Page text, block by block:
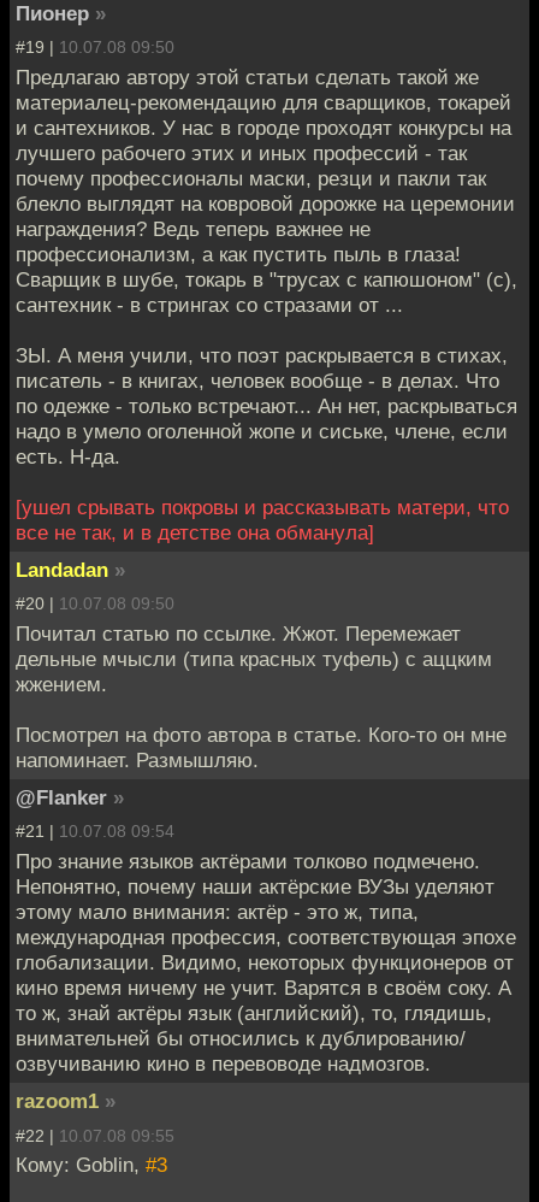
Пионер »
#19 | 10.07.08 09:50
Предлагаю автору этой статьи сделать такой же
материалец-рекомендацию для сварщиков, токарей
и сантехников. У нас в городе проходят конкурсы на
лучшего рабочего этих и иных профессий - так
почему профессионалы маски, резци и пакли так
блекло выглядят на ковровой дорожке на церемонии
награждения? Ведь теперь важнее не
профессионализм, а как пустить пыль в глаза!
Сварщик в шубе, токарь в "трусах с капюшоном" (с),
сантехник - в стрингах со стразами от ...
ЗЫ. А меня учили, что поэт раскрывается в стихах,
писатель - в книгах, человек вообще - в делах. Что
по одежке - только встречают... Ан нет, раскрываться
надо в умело оголенной жопе и сиське, члене, если
есть. Н-да.
[ушел срывать покровы и рассказывать матери, что
все не так, и в детстве она обманула]
Landadan »
#20 | 10.07.08 09:50
Почитал статью по ссылке. Жжот. Перемежает
дельные мчысли (типа красных туфель) с аццким
жжением.
Посмотрел на фото автора в статье. Кого-то он мне
напоминает. Размышляю.
@Flanker »
#21 | 10.07.08 09:54
Про знание языков актёрами толково подмечено.
Непонятно, почему наши актёрские ВУЗы уделяют
этому мало внимания: актёр - это ж, типа,
международная профессия, соответствующая эпохе
глобализации. Видимо, некоторых функционеров от
кино время ничему не учит. Варятся в своём соку. А
то ж, знай актёры язык (английский), то, глядишь,
внимательней бы относились к дублированию/
озвучиванию кино в перевоводе надмозгов.
razoom1 »
#22 | 10.07.08 09:55
Кому: Goblin, #3